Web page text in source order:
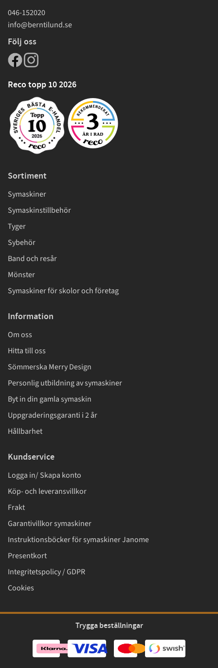
046-152020
info@berntilund.se
Följ oss
Reco topp 10 2026
Sortiment
Symaskiner
Symaskinstillbehör
Tyger
Sybehör
Band och resår
Mönster
Symaskiner för skolor och företag
Information
Om oss
Hitta till oss
Sömmerska Merry Design
Personlig utbildning av symaskiner
Byt in din gamla symaskin
Uppgraderingsgaranti i 2 år
Hållbarhet
Kundservice
Logga in/ Skapa konto
Köp- och leveransvillkor
Frakt
Garantivillkor symaskiner
Instruktionsböcker för symaskiner Janome
Presentkort
Integritetspolicy / GDPR
Cookies
Trygga beställningar